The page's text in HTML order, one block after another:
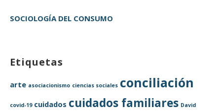
SOCIOLOGÍA DEL CONSUMO
Etiquetas
arte asociacionismo ciencias sociales conciliación
covid-19 cuidados cuidados familiares David